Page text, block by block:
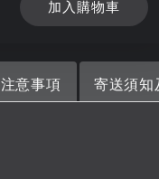
加入購物車
注意事項 寄送須知